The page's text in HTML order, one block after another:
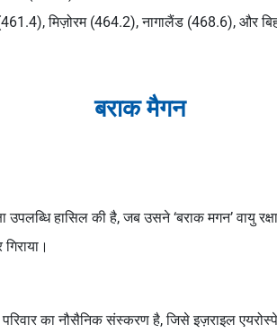
मिज़ोरम (464.2), नागालैंड (468.6), और
बराक मैगन
उपलब्धिहासिल की है, जब उसने‘बराक मगन’ वायु
परिवार का नौसैनिक संस्करण है, जिसेइज़राइल